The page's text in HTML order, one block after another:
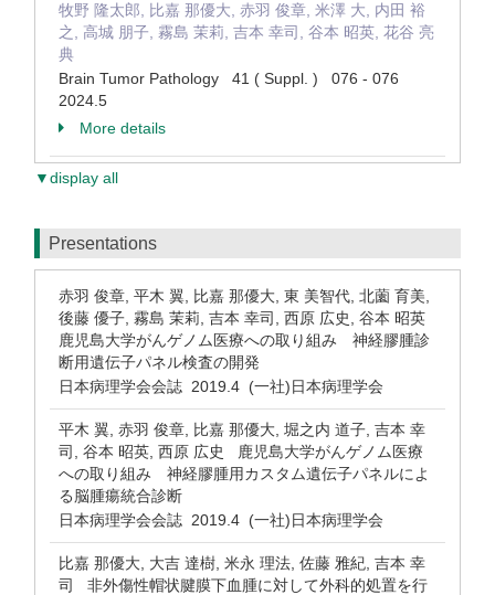
牧野 隆太郎, 比嘉 那優大, 赤羽 俊章, 米澤 大, 内田 裕
之, 高城 朋子, 霧島 茉莉, 吉本 幸司, 谷本 昭英, 花谷 亮
典
Brain Tumor Pathology 41 ( Suppl. ) 076 - 076
2024.5
More details
▼display all
Presentations
赤羽 俊章, 平木 翼, 比嘉 那優大, 東 美智代, 北薗 育美,
後藤 優子, 霧島 茉莉, 吉本 幸司, 西原 広史, 谷本 昭英
鹿児島大学がんゲノム医療への取り組み 神経膠腫診
断用遺伝子パネル検査の開発
日本病理学会会誌 2019.4 (一社)日本病理学会
平木 翼, 赤羽 俊章, 比嘉 那優大, 堀之内 道子, 吉本 幸
司, 谷本 昭英, 西原 広史 鹿児島大学がんゲノム医療
への取り組み 神経膠腫用カスタム遺伝子パネルによ
る脳腫瘍統合診断
日本病理学会会誌 2019.4 (一社)日本病理学会
比嘉 那優大, 大吉 達樹, 米永 理法, 佐藤 雅紀, 吉本 幸
司 非外傷性帽状腱膜下血腫に対して外科的処置を行